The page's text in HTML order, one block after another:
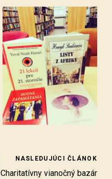
NASLEDUJÚCI ČLÁNOK
Charitatívny vianočný bazár